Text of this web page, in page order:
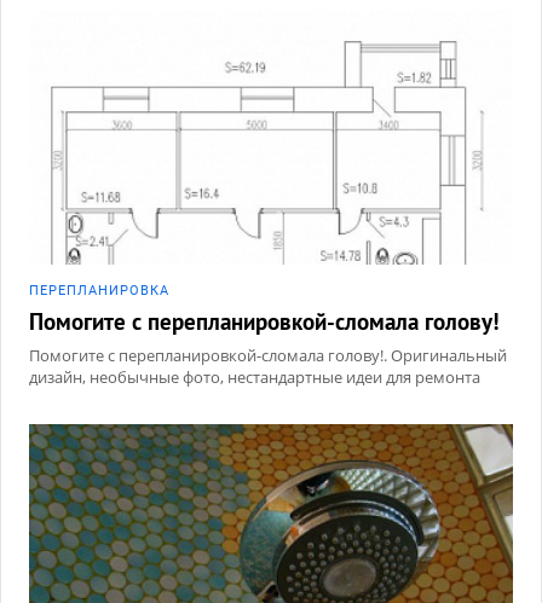
ПЕРЕПЛАНИРОВКА
Помогите с перепланировкой-сломала голову!
Помогите с перепланировкой-сломала голову!. Оригинальный
дизайн, необычные фото, нестандартные идеи для ремонта